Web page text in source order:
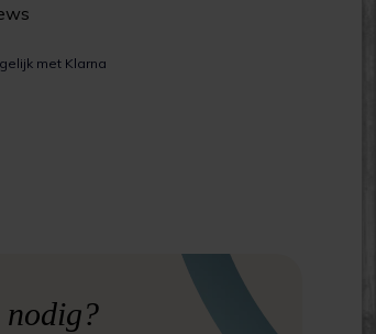
met Klarna
nodig?